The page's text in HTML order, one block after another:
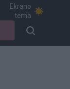
Ekrano
tema